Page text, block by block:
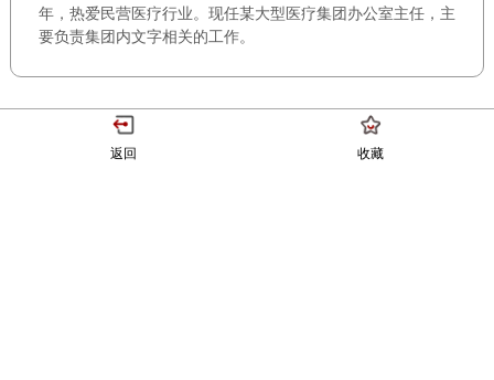
年，热爱民营医疗行业。现任某大型医疗集团办公室主任，主
要负责集团内文字相关的工作。
返回 收藏